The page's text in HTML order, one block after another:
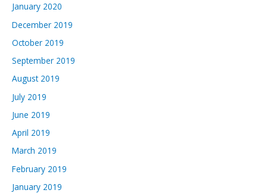
January 2020
December 2019
October 2019
September 2019
August 2019
July 2019
June 2019
April 2019
March 2019
February 2019
January 2019